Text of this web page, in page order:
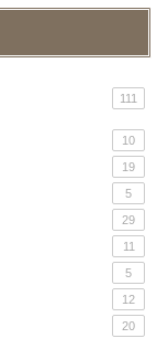
111
10
19
5
29
11
5
12
20